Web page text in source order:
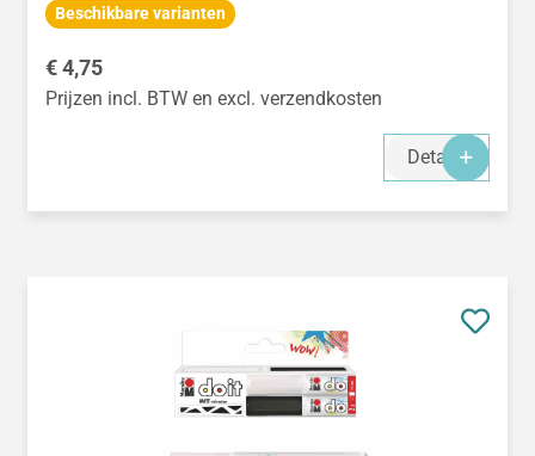
Beschikbare varianten
Normale prijs:
€ 4,75
Prijzen incl. BTW en excl. verzendkosten
Details